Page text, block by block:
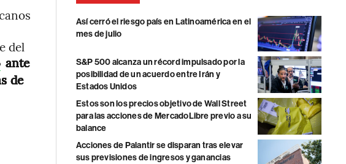
del
ante
de
Así cerró el riesgo país en Latinoamérica en el
mes de julio
S&P 500 alcanza un récord impulsado por la
posibilidad de un acuerdo entre Irán y
Estados Unidos
Estos son los precios objetivo de Wall Street
para las acciones de MercadoLibre previo a su
balance
Acciones de Palantir se disparan tras elevar
sus previsiones de ingresos y ganancias